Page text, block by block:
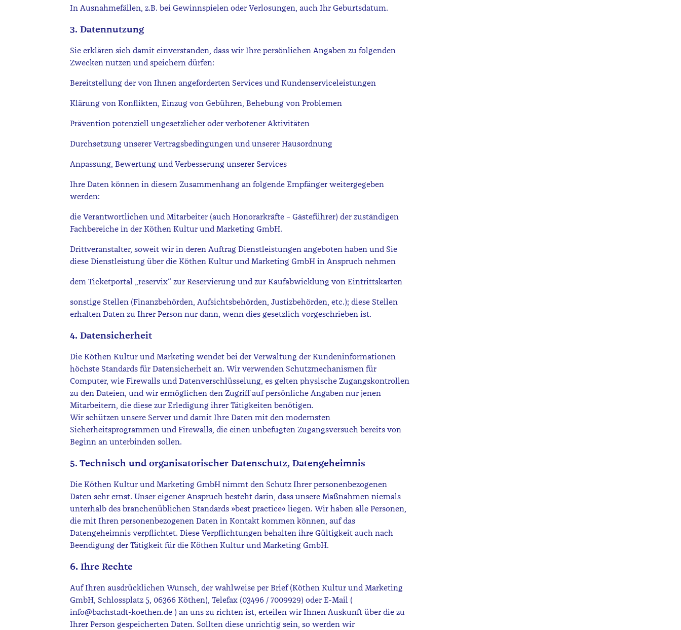
In Ausnahmefällen, z.B. bei Gewinnspielen oder Verlosungen, auch Ihr Geburtsdatum.
3. Datennutzung
Sie erklären sich damit einverstanden, dass wir Ihre persönlichen Angaben zu folgenden
Zwecken nutzen und speichern dürfen:
Bereitstellung der von Ihnen angeforderten Services und Kundenserviceleistungen
Klärung von Konflikten, Einzug von Gebühren, Behebung von Problemen
Prävention potenziell ungesetzlicher oder verbotener Aktivitäten
Durchsetzung unserer Vertragsbedingungen und unserer Hausordnung
Anpassung, Bewertung und Verbesserung unserer Services
Ihre Daten können in diesem Zusammenhang an folgende Empfänger weitergegeben
werden:
die Verantwortlichen und Mitarbeiter (auch Honorarkräfte – Gästeführer) der zuständigen
Fachbereiche in der Köthen Kultur und Marketing GmbH.
Drittveranstalter, soweit wir in deren Auftrag Dienstleistungen angeboten haben und Sie
diese Dienstleistung über die Köthen Kultur und Marketing GmbH in Anspruch nehmen
dem Ticketportal „reservix“ zur Reservierung und zur Kaufabwicklung von Eintrittskarten
sonstige Stellen (Finanzbehörden, Aufsichtsbehörden, Justizbehörden, etc.); diese Stellen
erhalten Daten zu Ihrer Person nur dann, wenn dies gesetzlich vorgeschrieben ist.
4. Datensicherheit
Die Köthen Kultur und Marketing wendet bei der Verwaltung der Kundeninformationen
höchste Standards für Datensicherheit an. Wir verwenden Schutzmechanismen für
Computer, wie Firewalls und Datenverschlüsselung, es gelten physische Zugangskontrollen
zu den Dateien, und wir ermöglichen den Zugriff auf persönliche Angaben nur jenen
Mitarbeitern, die diese zur Erledigung ihrer Tätigkeiten benötigen.
Wir schützen unsere Server und damit Ihre Daten mit den modernsten
Sicherheitsprogrammen und Firewalls, die einen unbefugten Zugangsversuch bereits von
Beginn an unterbinden sollen.
5. Technisch und organisatorischer Datenschutz, Datengeheimnis
Die Köthen Kultur und Marketing GmbH nimmt den Schutz Ihrer personenbezogenen
Daten sehr ernst. Unser eigener Anspruch besteht darin, dass unsere Maßnahmen niemals
unterhalb des branchenüblichen Standards »best practice« liegen. Wir haben alle Personen,
die mit Ihren personenbezogenen Daten in Kontakt kommen können, auf das
Datengeheimnis verpflichtet. Diese Verpflichtungen behalten ihre Gültigkeit auch nach
Beendigung der Tätigkeit für die Köthen Kultur und Marketing GmbH.
6. Ihre Rechte
Auf Ihren ausdrücklichen Wunsch, der wahlweise per Brief (Köthen Kultur und Marketing
GmbH, Schlossplatz 5, 06366 Köthen), Telefax (03496 / 7009929) oder E-Mail (
info@bachstadt-koethen.de ) an uns zu richten ist, erteilen wir Ihnen Auskunft über die zu
Ihrer Person gespeicherten Daten. Sollten diese unrichtig sein, so werden wir